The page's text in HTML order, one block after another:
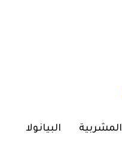
المشربية البيانولا